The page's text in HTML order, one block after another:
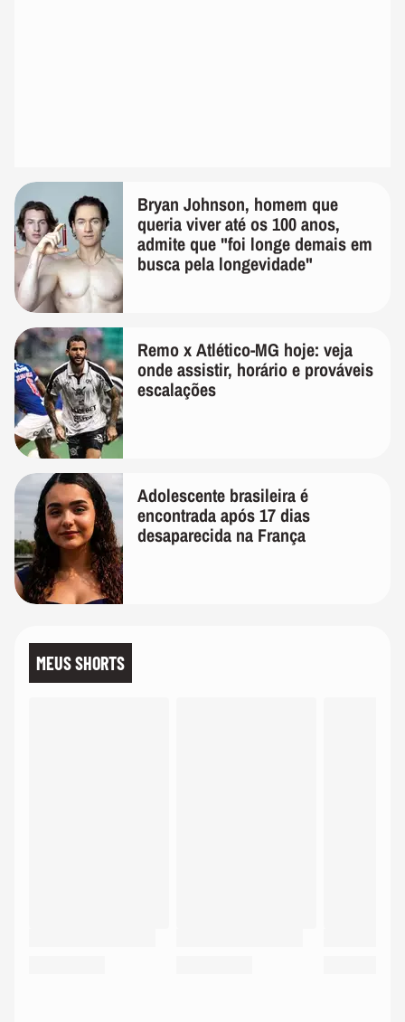
Bryan Johnson, homem que
queria viver até os 100 anos,
admite que "foi longe demais em
busca pela longevidade"
Remo x Atlético-MG hoje: veja
onde assistir, horário e prováveis
escalações
Adolescente brasileira é
encontrada após 17 dias
desaparecida na França
MEUS SHORTS